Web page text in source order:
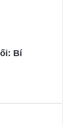
Bí